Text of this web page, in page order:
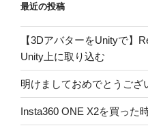
最近の投稿
【3DアバターをUnityで】
Unity上に取り込む
明けましておめでとうござ
Insta360 ONE X2を買った